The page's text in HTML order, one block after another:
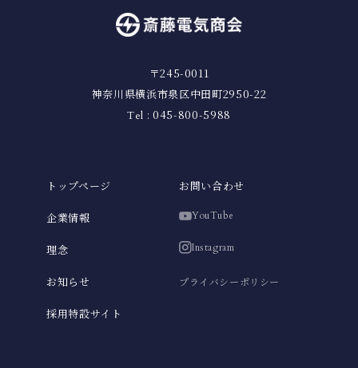
〒245-0011
神奈川県横浜市泉区中田町2950-22
Tel : 045-800-5988
トップページ お問い合わせ
企業情報 YouTube
理念 Instagram
お知らせ プライバシーポリシー
採用特設サイト